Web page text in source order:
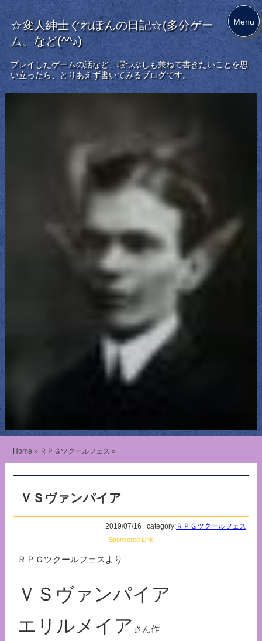
☆変人紳士ぐれぽんの日記☆(多分ゲー
ム、など(^^♪)
プレイしたゲームの話など、暇つぶしも兼ねて書きたいことを思
い立ったら、とりあえず書いてみるブログです。
Home » ＲＰＧツクールフェス »
ＶＳヴァンパイア
2019/07/16 | category: ＲＰＧツクールフェス
Sponsored Link
ＲＰＧツクールフェスより
ＶＳヴァンパイア
エリルメイア さん作
Menu